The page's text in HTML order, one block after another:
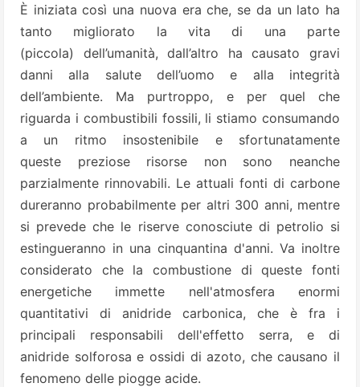
È iniziata così una nuova era che, se da un lato ha
tanto migliorato la vita di una parte
(piccola) dell’umanità, dall’altro ha causato gravi
danni alla salute dell’uomo e alla integrità
dell’ambiente. Ma purtroppo, e per quel che
riguarda i combustibili fossili, li stiamo consumando
a un ritmo insostenibile e sfortunatamente
queste preziose risorse non sono neanche
parzialmente rinnovabili. Le attuali fonti di carbone
dureranno probabilmente per altri 300 anni, mentre
si prevede che le riserve conosciute di petrolio si
estingueranno in una cinquantina d'anni. Va inoltre
considerato che la combustione di queste fonti
energetiche immette nell'atmosfera enormi
quantitativi di anidride carbonica, che è fra i
principali responsabili dell'effetto serra, e di
anidride solforosa e ossidi di azoto, checausano il
fenomeno delle piogge acide.